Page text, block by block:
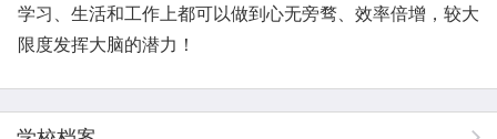
学习、生活和工作上都可以做到心无旁骛、效率倍增，较大
限度发挥大脑的潜力！